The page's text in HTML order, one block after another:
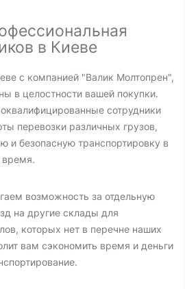
в Киеве
с компанией "Валик Молтопрен",
в целостности вашей покупки.
сотрудники
перевозки различных грузов,
и безопасную транспортировку в
время.
возможность за отдельную
на другие склады для
которых нет в перечне наших
вам сэкономить время и деньги